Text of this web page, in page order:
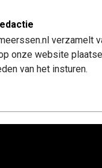
verzamelt
onze website
van het insturen.